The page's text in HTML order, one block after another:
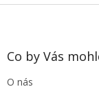
Z
Co by Vás
O nás